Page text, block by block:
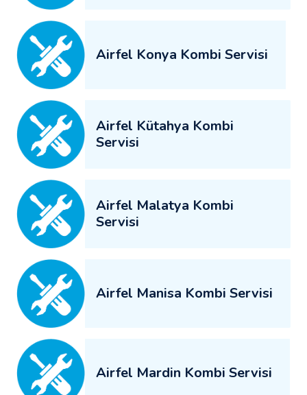
Airfel Konya Kombi Servisi
Airfel Kütahya Kombi
Servisi
Airfel Malatya Kombi
Servisi
Airfel Manisa Kombi Servisi
Airfel Mardin Kombi Servisi